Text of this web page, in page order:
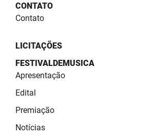
CONTATO
Contato
LICITAÇÕES
FESTIVALDEMUSICA
Apresentação
Edital
Premiação
Notícias